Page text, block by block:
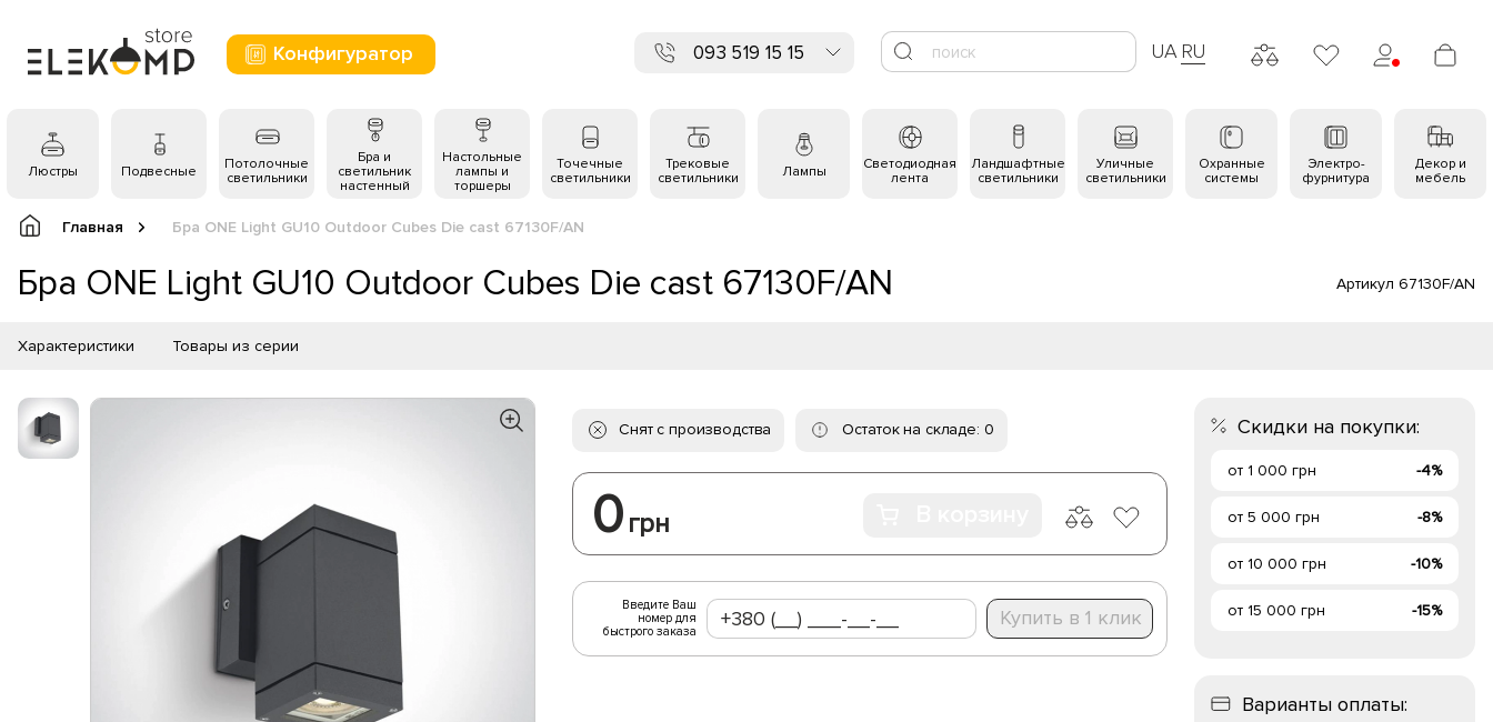
Конфигуратор 093 519 15 15 UA RU
Люстры Подвесные
Потолочные
светильники
Бра и
светильник
настенный
Настольные
лампы и
торшеры
Точечные
светильники
Трековые
светильники
Лампы
Светодиодная
лента
Ландшафтные
светильники
Уличные
светильники
Охранные
системы
Электро-
фурнитура
Декор и
мебель
Главная Бра ONE Light GU10 Outdoor Cubes Die cast 67130F/AN
Бра ONE Light GU10 Outdoor Cubes Die cast 67130F/AN Артикул 67130F/AN
Характеристики Товары из серии
Снят с производства Остаток на складе: 0
0 грн
Введите Ваш
номер для
быстрого заказа
Купить в 1 клик
Скидки на покупки:
от 1 000 грн -4%
от 5 000 грн -8%
от 10 000 грн -10%
от 15 000 грн -15%
Варианты оплаты: